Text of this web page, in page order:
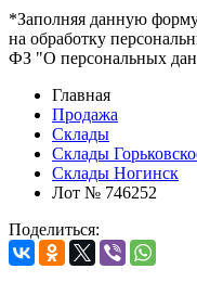
*Заполняя данную форму
на обработку
ФЗ "О персональных
Главная
Продажа
Склады
Склады
Склады Ногинск
Лот № 746252
Поделиться: